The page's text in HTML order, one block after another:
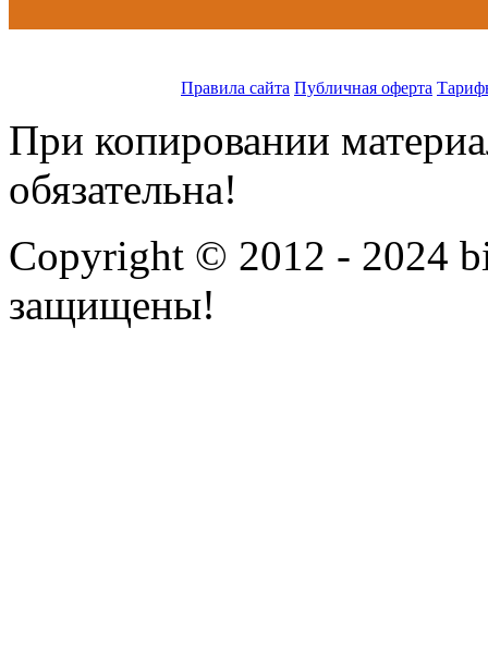
Правила сайта Публичная оферта
При копировании
обязательна!
Copyright © 2012 - 2024
защищены!